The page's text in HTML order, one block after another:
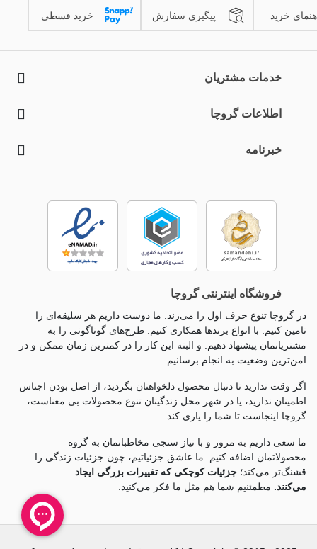
خرید پیگیری سفارش خرید قسطی
خدمات مشتریان
اطلاعات گروچا
خبرنامه
فروشگاه اینترنتی گروچا
در گروچا تنوع حرف اول را می‌زند. ما دوست داریم هر سلیقه‌ای را
تامین کنیم. با انواع برندها همکاری کنیم. طرح‌های گوناگونی را به
مشتریانمان پیشنهاد دهیم. و البته این کار را در کمترین زمان ممکن و در
امن‌ترین وضعیت به انجام برسانیم.
اگر وقت ندارید تا دنبال محصول دلخواهتان بگردید، از اصل بودن اجناس
اطمینان ندارید، یا در شهر محل زندگیتان تنوع محصولات بی معناست،
گروچا اینجاست تا شما را یاری کند.
ما سعی داریم به مرور و با نیاز سنجی مخاطبانمان به گروه
محصولاتمان اضافه کنیم. ما عاشق جزئياتیم، چون جزئيات زندگی را
قشنگ‌تر می‌کند؛ جزئیات کوچکی که تغییرات بزرگی ایجاد
می‌کنند. مطمئنیم شما هم مثل ما فکر می‌کنید.